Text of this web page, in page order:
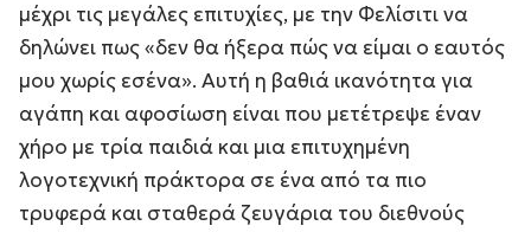
μέχρι τις μεγάλες επιτυχίες, με την Φελίσιτι να
δηλώνει πως «δεν θα ήξερα πώς να είμαι ο εαυτός
μου χωρίς εσένα». Αυτή η βαθιά ικανότητα για
αγάπη και αφοσίωση είναι που μετέτρεψε έναν
χήρο με τρία παιδιά και μια επιτυχημένη
λογοτεχνική πράκτορα σε ένα από τα πιο
τρυφερά και σταθερά ζευγάρια του διεθνούς